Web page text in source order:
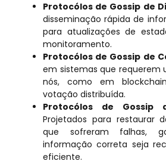
Protocólos de Gossip de
disseminação rápida de
para atualizações de
monitoramento.
Protocólos de Gossip de
em sistemas que requerem
nós, como em
votação distribuída.
Protocólos de Gossip
Projetados para restaurar
que sofreram falhas,
informação correta seja
eficiente.